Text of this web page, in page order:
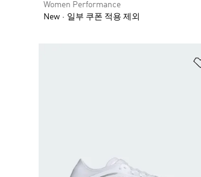
Women Performance
New
일부 쿠폰 적용 제외